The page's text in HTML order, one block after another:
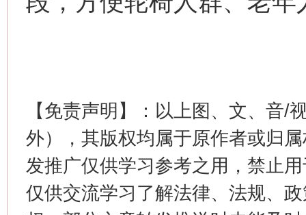
【免责声明】：以上图、文、音/
外），其版权均属于原作者或归
发推广仅供学习参考之用，禁止
仅供交流学习了解法律、法规、
这是一记警钟！ 谢